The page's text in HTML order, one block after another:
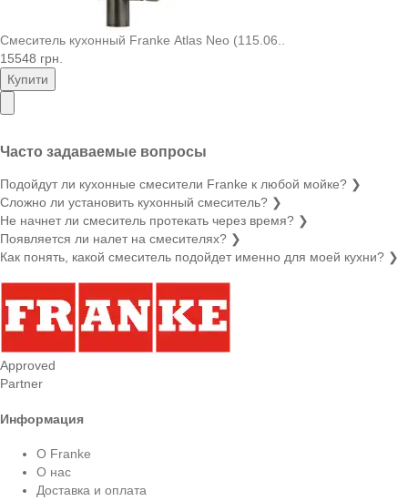
Смеситель кухонный Franke Atlas Neo (115.06..
15548 грн.
Купити
Часто задаваемые вопросы
Подойдут ли кухонные смесители Franke к любой мойке? ❯
Сложно ли установить кухонный смеситель? ❯
Не начнет ли смеситель протекать через время? ❯
Появляется ли налет на смесителях? ❯
Как понять, какой смеситель подойдет именно для моей кухни? ❯
Approved
Partner
Информация
О Franke
О нас
Доставка и оплата